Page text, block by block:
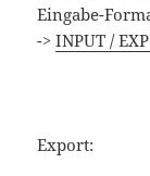
Eingabe-
->INPUT /
Export: